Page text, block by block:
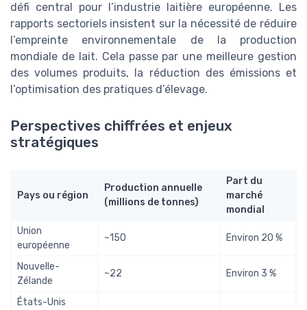
défi central pour l’industrie laitière européenne. Les
rapports sectoriels insistent sur la nécessité de réduire
l’empreinte environnementale de la production
mondiale de lait. Cela passe par une meilleure gestion
des volumes produits, la réduction des émissions et
l’optimisation des pratiques d’élevage.
Perspectives chiffrées et enjeux
stratégiques
Pays ou région
Production annuelle
(millions de tonnes)
Part du
marché
mondial
Union
européenne
~150 Environ 20 %
Nouvelle-
Zélande
~22 Environ 3 %
États-Unis